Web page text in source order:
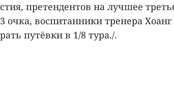
претендентов на лучшее
очка, воспитанники тренера
путёвки в 1/8 тура./.